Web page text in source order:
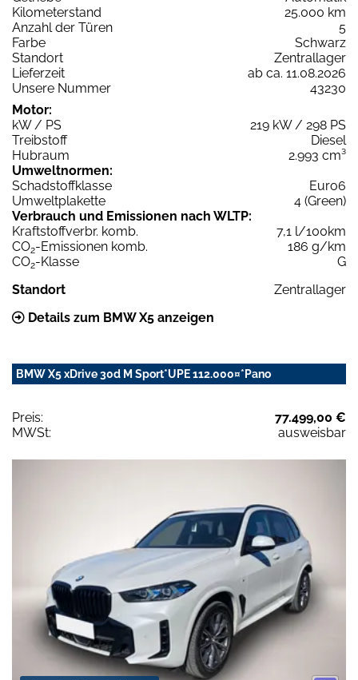
Kilometerstand
25.000 km
Anzahl der Türen
5
Farbe
Schwarz
Standort
Zentrallager
Lieferzeit
ab ca. 11.08.2026
Unsere Nummer
43230
Motor:
kW / PS
219 kW / 298 PS
Treibstoff
Diesel
Hubraum
2.993 cm³
Umweltnormen:
Schadstoffklasse
Euro6
Umweltplakette
4 (Green)
Verbrauch und Emissionen nach WLTP:
Kraftstoffverbr. komb.
7,1 l/100km
CO2-Emissionen komb.
186 g/km
CO2-Klasse
G
Standort
Zentrallager
Details zum BMW X5 anzeigen
BMW X5 xDrive 30d M Sport*UPE 112.000¤*Pano
Preis:
77.499,00 €
MWSt:
ausweisbar